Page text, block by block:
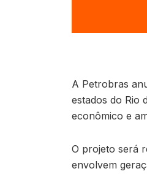
A Petrobras
estados do Rio
econômico e
O projeto será
envolvem